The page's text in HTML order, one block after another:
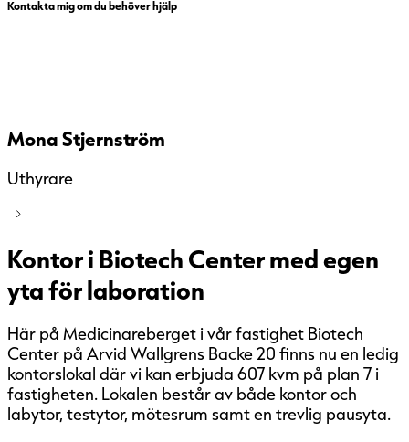
Kontakta mig om du behöver hjälp
Mona Stjernström
Uthyrare
Kontor i Biotech Center med egen
yta för laboration
Här på Medicinareberget i vår fastighet Biotech
Center på Arvid Wallgrens Backe 20 finns nu en ledig
kontorslokal där vi kan erbjuda 607 kvm på plan 7 i
fastigheten. Lokalen består av både kontor och
labytor, testytor, mötesrum samt en trevlig pausyta.